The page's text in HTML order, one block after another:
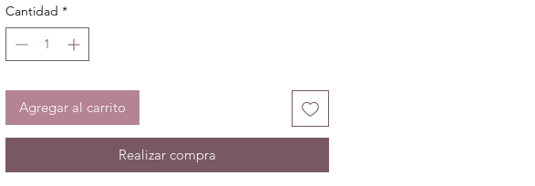
Cantidad *
Agregar al carrito
Realizar compra